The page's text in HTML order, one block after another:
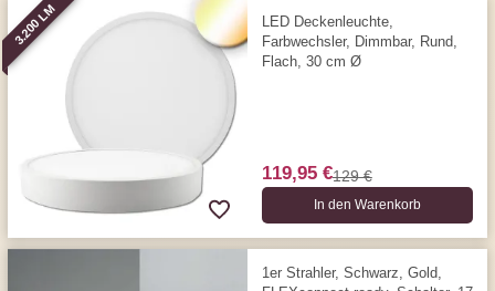
3.200 LM
LED Deckenleuchte,
Farbwechsler, Dimmbar, Rund,
Flach, 30 cm Ø
119,95 €129 €
In den Warenkorb
1er Strahler, Schwarz, Gold,